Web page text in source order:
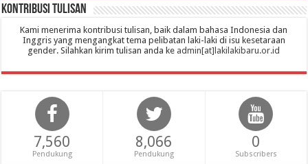
Kontribusi Tulisan
Kami menerima kontribusi tulisan, baik dalam bahasa Indonesia dan
Inggris yang mengangkat tema pelibatan laki-laki di isu kesetaraan
gender. Silahkan kirim tulisan anda ke admin[at]lakilakibaru.or.id
7,560
Pendukung
8,066
Pendukung
0
Subscribers